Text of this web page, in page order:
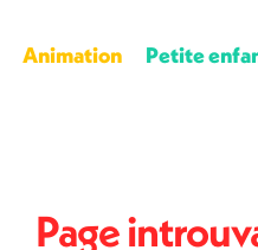
Animation Petite
Page